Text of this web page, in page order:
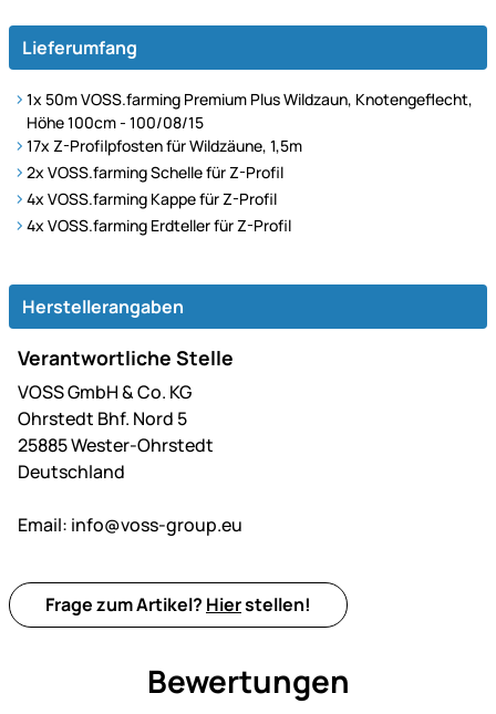
Lieferumfang
1x 50m VOSS.farming Premium Plus Wildzaun, Knotengeflecht,
Höhe 100cm - 100/08/15
17x Z-Profilpfosten für Wildzäune, 1,5m
2x VOSS.farming Schelle für Z-Profil
4x VOSS.farming Kappe für Z-Profil
4x VOSS.farming Erdteller für Z-Profil
Herstellerangaben
Verantwortliche Stelle
VOSS GmbH & Co. KG
Ohrstedt Bhf. Nord 5
25885 Wester-Ohrstedt
Deutschland
Email: info@voss-group.eu
Frage zum Artikel? Hierstellen!
Bewertungen